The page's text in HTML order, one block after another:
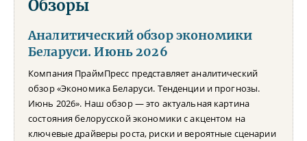
Обзоры
Аналитический обзор экономики
Беларуси. Июнь 2026
Компания ПраймПресс представляет аналитический
обзор «Экономика Беларуси. Тенденции и прогнозы.
Июнь 2026». Наш обзор — это актуальная картина
состояния белорусской экономики с акцентом на
ключевые драйверы роста, риски и вероятные сценарии